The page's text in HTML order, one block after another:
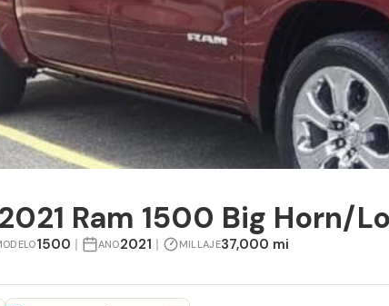
2021 Ram 1500 Big Horn/
1500 | ANO2021 | MILLAJE37,000 mi